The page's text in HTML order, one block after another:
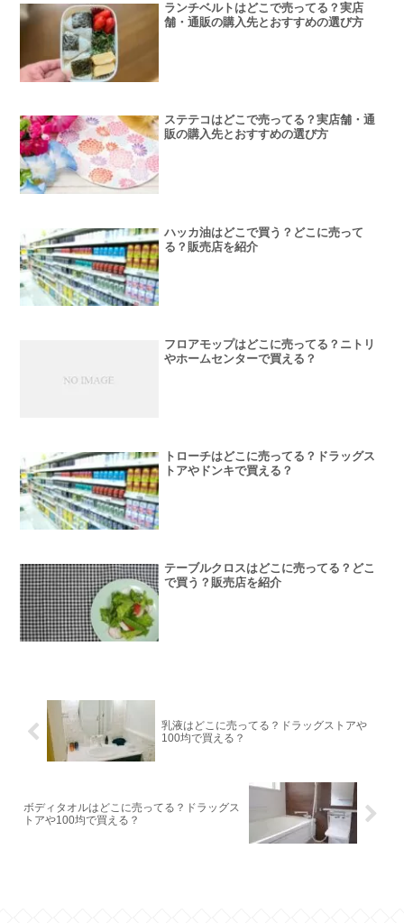
ランチベルトはどこで売ってる？実店
舗・通販の購入先とおすすめの選び方
ステテコはどこで売ってる？実店舗・通
販の購入先とおすすめの選び方
ハッカ油はどこで買う？どこに売って
る？販売店を紹介
フロアモップはどこに売ってる？ニトリ
やホームセンターで買える？
トローチはどこに売ってる？ドラッグス
トアやドンキで買える？
テーブルクロスはどこに売ってる？どこ
で買う？販売店を紹介
乳液はどこに売ってる？ドラッグストアや
100均で買える？
ボディタオルはどこに売ってる？ドラッグス
トアや100均で買える？